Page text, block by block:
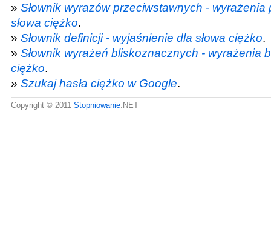
» Słownik wyrazów przeciwstawnych - wyrażenia
słowa ciężko.
» Słownik definicji - wyjaśnienie dla słowa ciężko.
» Słownik wyrażeń bliskoznacznych - wyrażenia
ciężko.
» Szukaj hasła ciężko w Google.
Copyright © 2011 Stopniowanie.NET